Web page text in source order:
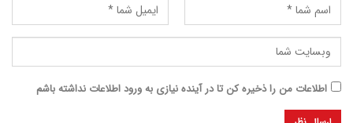
اطلاعات من را ذخیره کن تا در آینده نیازی به ورود اطلاعات نداشته باشم